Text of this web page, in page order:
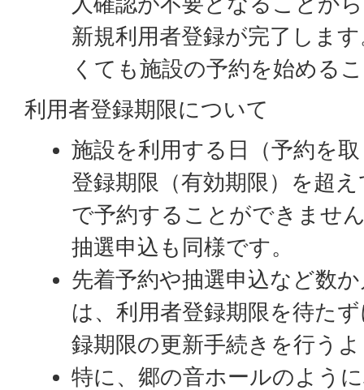
新規利用者登録が完了しま
くても施設の予約を始める
利用者登録期限について
施設を利用する日（予約を
登録期限（有効期限）を超
で予約することができませ
抽選申込も同様です。
先着予約や抽選申込など数
は、利用者登録期限を待た
録期限の更新手続きを行う
特に、郷の音ホールのよう